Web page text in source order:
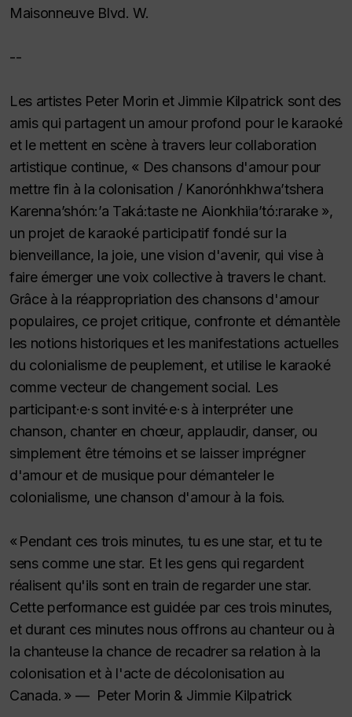
Maisonneuve Blvd. W.
--
Les artistes Peter Morin et Jimmie Kilpatrick sont des
amis qui partagent un amour profond pour le karaoké
et le mettent en scène à travers leur collaboration
artistique continue, « Des chansons d'amour pour
mettre fin à la colonisation / Kanorónhkhwa’tshera
Karenna’shón:’a Taká:taste ne Aionkhiia’tó:rarake »,
un projet de karaoké participatif fondé sur la
bienveillance, la joie, une vision d'avenir, qui vise à
faire émerger une voix collective à travers le chant.
Grâce à la réappropriation des chansons d'amour
populaires, ce projet critique, confronte et démantèle
les notions historiques et les manifestations actuelles
du colonialisme de peuplement, et utilise le karaoké
comme vecteur de changement social. Les
participant·e·s sont invité·e·s à interpréter une
chanson, chanter en chœur, applaudir, danser, ou
simplement être témoins et se laisser imprégner
d'amour et de musique pour démanteler le
colonialisme, une chanson d'amour à la fois.
« Pendant ces trois minutes, tu es une star, et tu te
sens comme une star. Et les gens qui regardent
réalisent qu'ils sont en train de regarder une star.
Cette performance est guidée par ces trois minutes,
et durant ces minutes nous offrons au chanteur ou à
la chanteuse la chance de recadrer sa relation à la
colonisation et à l'acte de décolonisation au
Canada. » — Peter Morin & Jimmie Kilpatrick